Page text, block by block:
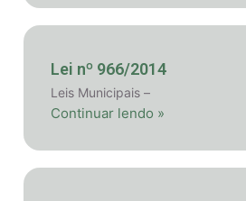
Lei nº 966/2014
Leis Municipais –
Continuar lendo »